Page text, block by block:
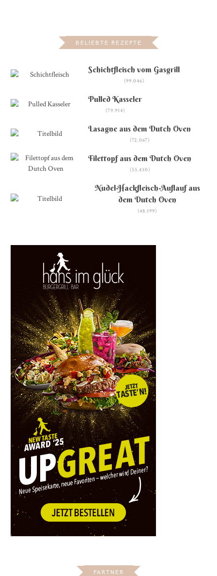
BELIEBTE REZEPTE
Schichtfleisch vom Gasgrill
(99.046)
Pulled Kasseler
(79.914)
Lasagne aus dem Dutch Oven
(72.067)
Filettopf aus dem Dutch Oven
(55.430)
Nudel-Hackfleisch-Auflauf aus
dem Dutch Oven
(48.199)
PARTNER